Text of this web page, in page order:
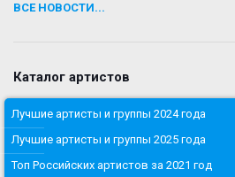
ВСЕ НОВОСТИ...
Каталог артистов
Лучшие артисты и группы 2024 года
Лучшие артисты и группы 2025 года
Топ Российских артистов за 2021 год